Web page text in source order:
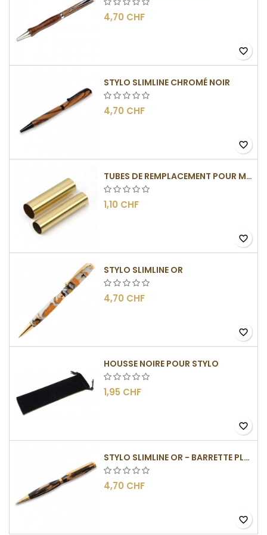
4,70 CHF
favorite_border
STYLO SLIMLINE CHROMÉ NOIR
4,70 CHF
favorite_border
TUBES DE REMPLACEMENT POUR MÉCANISME SLIMLINE
1,10 CHF
favorite_border
STYLO SLIMLINE OR
4,70 CHF
favorite_border
HOUSSE NOIRE POUR STYLO
1,95 CHF
favorite_border
STYLO SLIMLINE OR - BARRETTE PLATE
4,70 CHF
favorite_border